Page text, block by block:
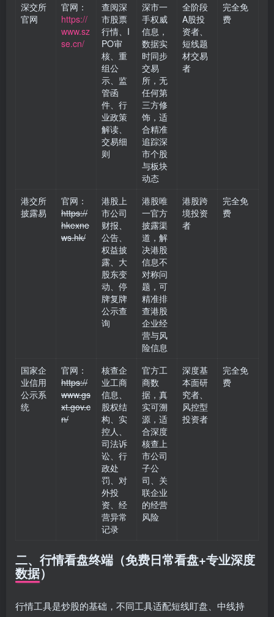
深交所
官网
官网：
https://
www.sz
se.cn/
查阅深
市股票
行情、I
PO审
核、重
组公
示、监
管函
件、行
业政策
解读、
交易细
则
深市一
手权威
信息，
数据实
时同步
交易
所，无
任何第
三方修
饰，适
合精准
追踪深
市个股
与板块
动态
全阶段
A股投
资者、
短线题
材交易
者
完全免
费
港交所
披露易
官网：
https://
hkexne
ws.hk/
港股上
市公司
财报、
公告、
权益披
露、大
股东变
动、停
牌复牌
公示查
询
港股唯
一官方
披露渠
道，解
决港股
信息不
对称问
题，可
精准排
查港股
企业经
营与风
险信息
港股跨
境投资
者
完全免
费
国家企
业信用
公示系
统
官网：
https://
www.gs
xt.gov.c
n/
核查企
业工商
信息、
股权结
构、实
控人、
司法诉
讼、行
政处
罚、对
外投
资、经
营异常
记录
官方工
商数
据，真
实可溯
源，适
合深度
核查上
市公司
子公
司、关
联企业
的经营
风险
深度基
本面研
究者、
风控型
投资者
完全免
费
二、行情看盘终端（免费日常看盘+专业深度
数据）
行情工具是炒股的基础，不同工具适配短线盯盘、中线持